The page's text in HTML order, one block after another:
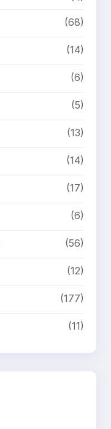
(68)
(14)
(6)
(5)
(13)
(14)
(17)
(6)
(56)
(12)
(177)
(11)